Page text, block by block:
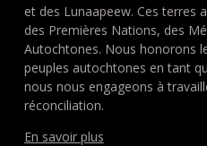
et des Lunaapeew. Ces terres
des Premières Nations, des
Autochtones. Nous honorons
peuples autochtones en tant
nous nous engageons à
réconciliation.
En savoir plus